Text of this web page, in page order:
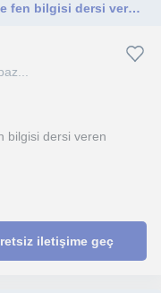
Lise ve ortaokul düzeyinde biyoloji ve fen bilgisi dersi veren öğretmen
bilgisi dersi veren
iletişime geç